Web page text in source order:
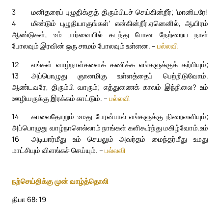
3
மனிதரைப் புழுதிக்குத் திரும்பிடச் செய்கின்றீர்; ‘மானிடரே!
மீண்டும் புழுதியாகுங்கள்’ என்கின்றீர்.
4
ஏனெனில், ஆயிரம்
ஆண்டுகள், உம் பார்வையில் கடந்து போன நேற்றைய நாள்
போலவும் இரவின் ஒரு சாமம் போலவும் உள்ளன. – பல்லவி
12
எங்கள் வாழ்நாள்களைக் கணிக்க எங்களுக்குக் கற்பியும்;
அப்பொழுது ஞானமிகு உள்ளத்தைப் பெற்றிடுவோம்.
13
ஆண்டவரே, திரும்பி வாரும்; எத்துணைக் காலம் இந்நிலை? உம்
ஊழியருக்கு இரக்கம் காட்டும். – பல்லவி
14
காலைதோறும் உமது பேரன்பால் எங்களுக்கு நிறைவளியும்;
அப்பொழுது வாழ்நாளெல்லாம் நாங்கள் களிகூர்ந்து மகிழ்வோம்.
16
உம்
அடியார்மீது உம் செயலும் அவர்தம் மைந்தர்மீது உமது
மாட்சியும் விளங்கச் செய்யும். – பல்லவி
நற்செய்திக்கு முன் வாழ்த்தொலி
திபா 68: 19